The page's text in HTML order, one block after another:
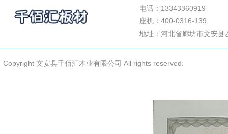
关于我们
案例展示
联系我们
Copyright 文安县千佰汇木业有限公司 All rights reserved.
电话：13343360919
座机：400-0316-139
地址：河北省廊坊市文安县